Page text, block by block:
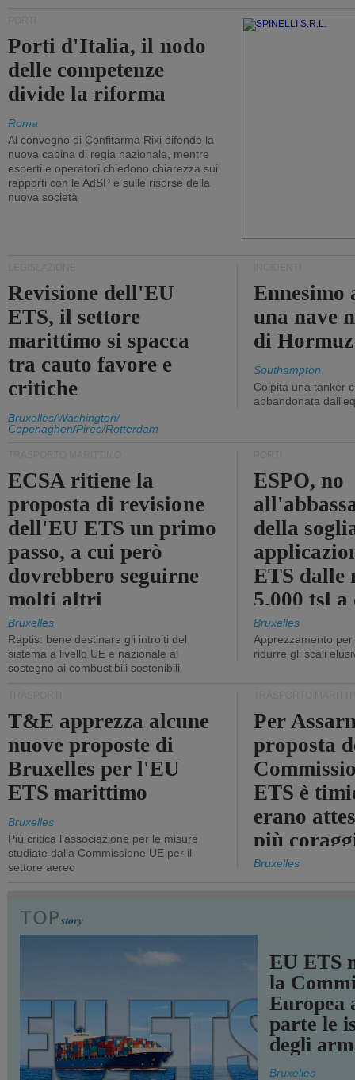
Porti d'Italia, il nodo
delle competenze
divide la riforma
Roma
Al convegno di Confitarma Rixi difende la
nuova cabina di regia nazionale, mentre
esperti e operatori chiedono chiarezza sui
rapporti con le AdSP e sulle risorse della
nuova società
Revisione dell'EU
ETS, il settore
marittimo si spacca
tra cauto favore e
critiche
Bruxelles/Washington/
Copenaghen/Pireo/Rotterdam
Ennesimo
una nave
di Hormuz
Southampton
Colpita una tanker
abbandonata
ECSA ritiene la
proposta di revisione
dell'EU ETS un primo
passo, a cui però
dovrebbero seguirne
molti altri
Bruxelles
Raptis: bene destinare gli introiti del
sistema a livello UE e nazionale al
sostegno ai combustibili sostenibili
ESPO, no
della
ETS dalle
5.000 tsl
400 tsl
Bruxelles
Apprezzamento
ridurre gli scali
T&E apprezza alcune
nuove proposte di
Bruxelles per l'EU
ETS marittimo
Bruxelles
Più critica l'associazione per le misure
studiate dalla Commissione UE per il
settore aereo
Per
proposta
ETS è
erano
più
Bruxelles
EU ETS
la
Europea
parte le
degli
Bruxelles